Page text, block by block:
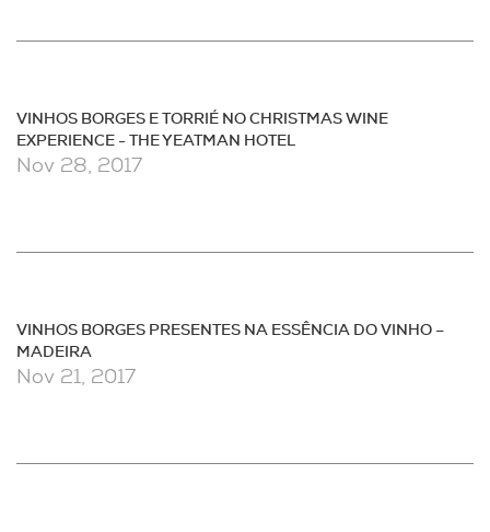
VINHOS BORGES E TORRIÉ NO CHRISTMAS WINE
EXPERIENCE - THE YEATMAN HOTEL
Nov 28, 2017
VINHOS BORGES PRESENTES NA ESSÊNCIA DO VINHO –
MADEIRA
Nov 21, 2017